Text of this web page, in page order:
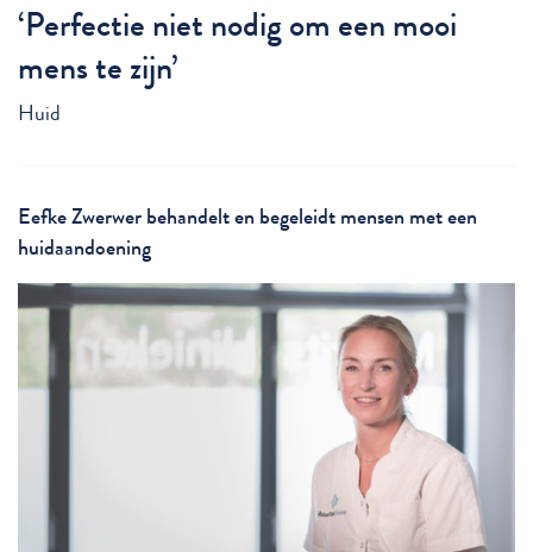
‘Perfectie niet nodig om een mooi
mens te zijn’
Huid
Eefke Zwerwer behandelt en begeleidt mensen met een
huidaandoening